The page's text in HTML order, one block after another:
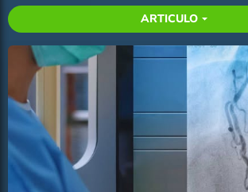
ARTICULO arrow_drop_down